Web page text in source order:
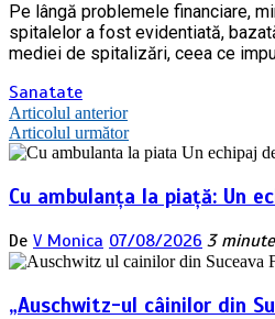
Pe lângă problemele financiare,
spitalelor a fost evidentiată,
mediei de spitalizări, ceea ce
Sanatate
Navigare
în
Articolul anterior
Articolul următor
Cu ambulanța la piață: Un
De V Monica 07/08/2026 3 minute
„Auschwitz-ul câinilor din